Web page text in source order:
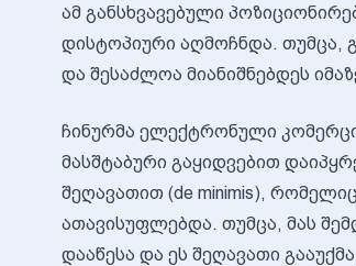
ამ განსხვავებული
დისტოპიური აღმოჩნდა. თუმცა,
და შესაძლოა მიანიშნებდეს
ჩინურმა ელექტრონული
მასშტაბური გაყიდვებით
შეღავათით (de minimis),
ათავისუფლებდა. თუმცა, მას
დააწესა და ეს შეღავათი